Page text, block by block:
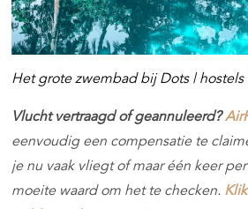
Het grote zwembad bij Dots |hostels
Vlucht vertraagd of geannuleerd?
eenvoudig een compensatie te
je nu vaak vliegt of maar één keer
moeite waard om het te checken.